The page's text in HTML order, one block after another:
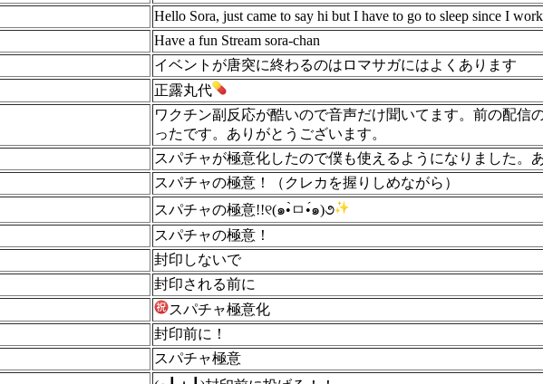
Hello Sora, just came to say hi but I have to go to sleep since I
Have a fun Stream sora-chan
イベントが唐突に終わるのはロマサガにはよくあります
正露丸代
ワクチン副反応が酷いので音声だけ聞いてます。前の配信
ったです。ありがとうございます。
スパチャが極意化したので僕も使えるようになりました。
スパチャの極意！（クレカを握りしめながら）
スパチャの極意!!୧(๑•̀ㅁ•́๑)૭
スパチャの極意！
封印しないで
封印される前に
スパチャ極意化
封印前に！
スパチャ極意